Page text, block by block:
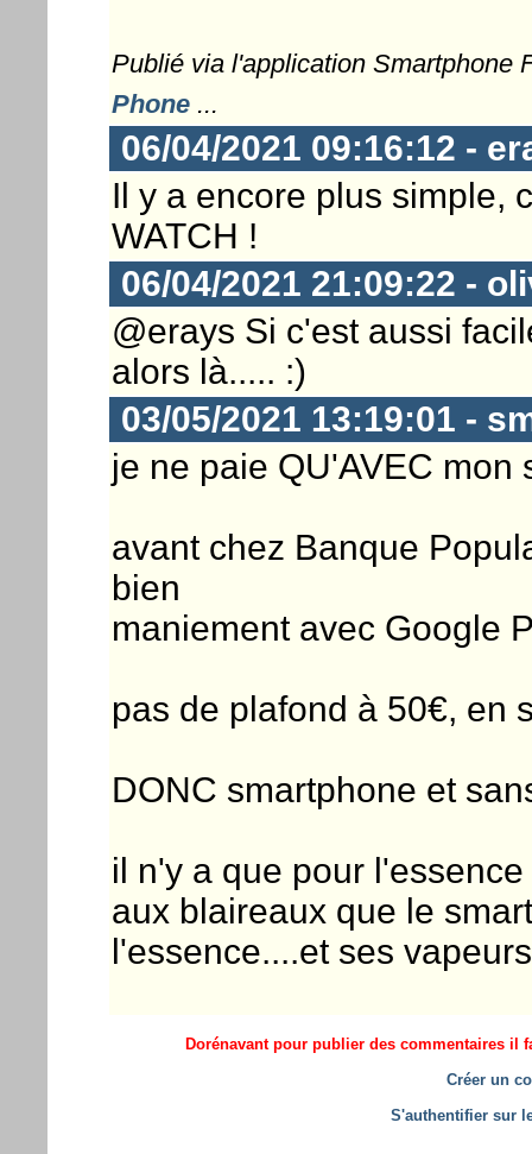
Publié via l'application Smartphone
Phone...
06/04/2021 09:16:12 -
Il y a encore plus simple,
WATCH !
06/04/2021 21:09:22 -
@erays Si c'est aussi
alors là..... :)
03/05/2021 13:19:01 -
je ne paie QU'AVEC mon
avant chez Banque
bien
maniement avec Google
pas de plafond à 50€, en
DONC smartphone et
il n'y a que pour
aux blaireaux que le
l'essence....et ses vapeurs
Dorénavant pour publier des commentaires il
Créer un
S'authentifier sur